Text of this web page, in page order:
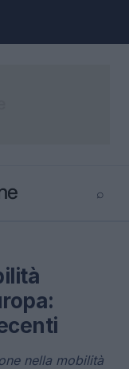
⌕
nella mobilità